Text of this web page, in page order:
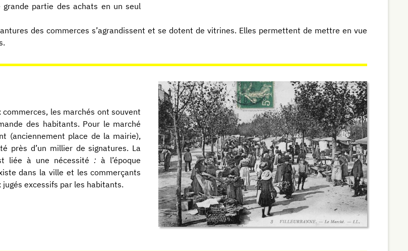
partie des achats en un seul
des commerces s’agrandissent et se dotent de vitrines. Elles permettent de mettre en vue
les marchés ont souvent
des habitants. Pour le marché
(anciennement place de la mairie),
près d’un millier de signatures. La
liée à une nécessité :à l’époque
dans la ville et les commerçants
excessifs par les habitants.